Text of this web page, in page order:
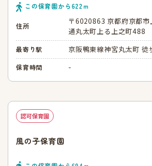
この保育園から622ｍ
住所
〒6020863 京都府京都市
通丸太町上る上之町488
最寄り駅 京阪鴨東線神宮丸太町 徒
保育時間 -
認可保育園
風の子保育園